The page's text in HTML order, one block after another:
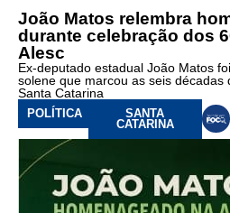
João Matos relembra
durante celebração dos
Alesc
Ex-deputado estadual João Matos
solene que marcou as seis décadas
Santa Catarina
POLÍTICA
SANTA
CATARINA